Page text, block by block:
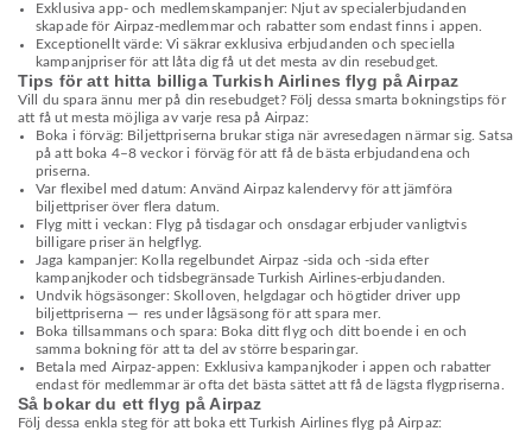
Exklusiva app- och medlemskampanjer: Njut av specialerbjudanden
skapade för Airpaz-medlemmar och rabatter som endast finns i appen.
Exceptionellt värde: Vi säkrar exklusiva erbjudanden och speciella
kampanjpriser för att låta dig få ut det mesta av din resebudget.
Tips för att hitta billiga Turkish Airlines flyg på Airpaz
Vill du spara ännu mer på din resebudget? Följ dessa smarta bokningstips för
att få ut mesta möjliga av varje resa på Airpaz:
Boka i förväg: Biljettpriserna brukar stiga när avresedagen närmar sig. Satsa
på att boka 4–8 veckor i förväg för att få de bästa erbjudandena och
priserna.
Var flexibel med datum: Använd Airpaz kalendervy för att jämföra
biljettpriser över flera datum.
Flyg mitt i veckan: Flyg på tisdagar och onsdagar erbjuder vanligtvis
billigare priser än helgflyg.
Jaga kampanjer: Kolla regelbundet Airpaz -sida och -sida efter
kampanjkoder och tidsbegränsade Turkish Airlines-erbjudanden.
Undvik högsäsonger: Skolloven, helgdagar och högtider driver upp
biljettpriserna — res under lågsäsong för att spara mer.
Boka tillsammans och spara: Boka ditt flyg och ditt boende i en och
samma bokning för att ta del av större besparingar.
Betala med Airpaz-appen: Exklusiva kampanjkoder i appen och rabatter
endast för medlemmar är ofta det bästa sättet att få de lägsta flygpriserna.
Så bokar du ett flyg på Airpaz
Följ dessa enkla steg för att boka ett Turkish Airlines flyg på Airpaz: